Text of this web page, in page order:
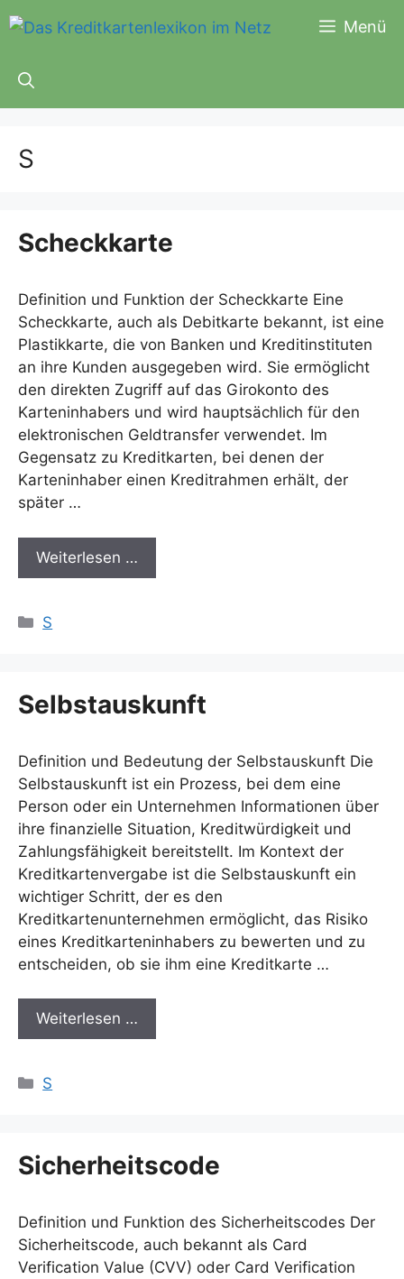
Inhalt
Menü
S
Scheckkarte
Definition und Funktion der Scheckkarte Eine
Scheckkarte, auch als Debitkarte bekannt, ist eine
Plastikkarte, die von Banken und Kreditinstituten
an ihre Kunden ausgegeben wird. Sie ermöglicht
den direkten Zugriff auf das Girokonto des
Karteninhabers und wird hauptsächlich für den
elektronischen Geldtransfer verwendet. Im
Gegensatz zu Kreditkarten, bei denen der
Karteninhaber einen Kreditrahmen erhält, der
später …
Weiterlesen …
Kategorien
S
Selbstauskunft
Definition und Bedeutung der Selbstauskunft Die
Selbstauskunft ist ein Prozess, bei dem eine
Person oder ein Unternehmen Informationen über
ihre finanzielle Situation, Kreditwürdigkeit und
Zahlungsfähigkeit bereitstellt. Im Kontext der
Kreditkartenvergabe ist die Selbstauskunft ein
wichtiger Schritt, der es den
Kreditkartenunternehmen ermöglicht, das Risiko
eines Kreditkarteninhabers zu bewerten und zu
entscheiden, ob sie ihm eine Kreditkarte …
Weiterlesen …
Kategorien
S
Sicherheitscode
Definition und Funktion des Sicherheitscodes Der
Sicherheitscode, auch bekannt als Card
Verification Value (CVV) oder Card Verification